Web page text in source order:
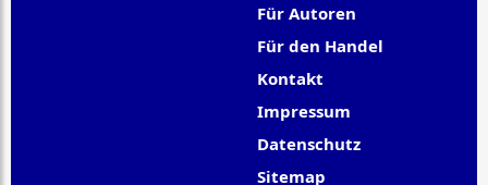
Für Autoren
Für den Handel
Kontakt
Impressum
Datenschutz
Sitemap